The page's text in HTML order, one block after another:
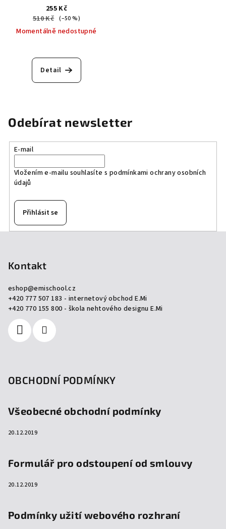
255 Kč
510 Kč (–50 %)
Momentálně nedostupné
Detail
Odebírat newsletter
E-mail
Vložením e-mailu souhlasíte s podmínkami ochrany osobních
údajů
Přihlásit se
Kontakt
eshop@emischool.cz
+420 777 507 183 - internetový obchod E.Mi
+420 770 155 800 - škola nehtového designu E.Mi
OBCHODNÍ PODMÍNKY
Všeobecné obchodní podmínky
20.12.2019
Formulář pro odstoupení od smlouvy
20.12.2019
Podmínky užití webového rozhraní